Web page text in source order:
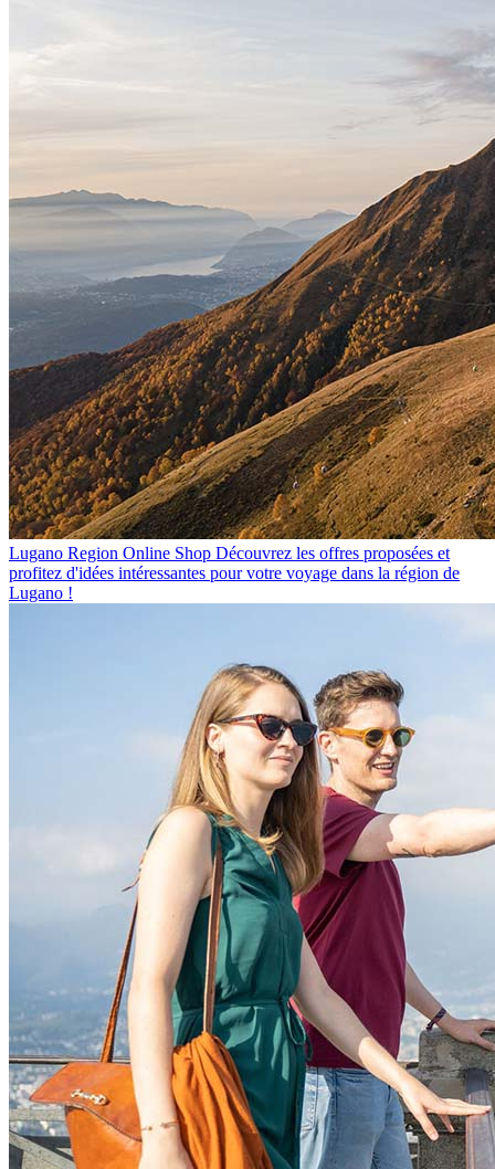
Lugano Region Online Shop Découvrez les offres proposées et
profitez d'idées intéressantes pour votre voyage dans la région de
Lugano !